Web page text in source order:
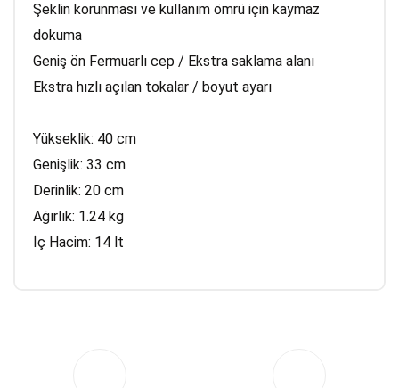
Şeklin korunması ve kullanım ömrü için kaymaz
dokuma
Geniş ön Fermuarlı cep / Ekstra saklama alanı
Ekstra hızlı açılan tokalar / boyut ayarı
Yükseklik: 40 cm
Genişlik: 33 cm
Derinlik: 20 cm
Ağırlık: 1.24 kg
İç Hacim: 14 lt